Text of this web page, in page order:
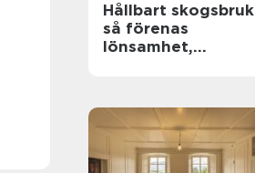
Hållbart skogsbruk
så förenas
lönsamhet,